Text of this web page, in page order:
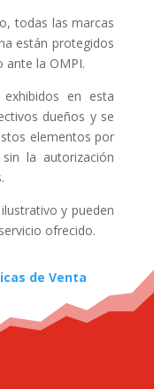
todas las marcas
están protegidos
ante la OMPI.
en esta
dueños y se
elementos por
la autorización
y pueden
ofrecido.
de Venta